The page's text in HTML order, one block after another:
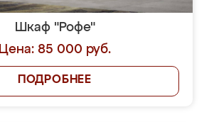
Шкаф "Рофе"
Цена: 85 000 руб.
ПОДРОБНЕЕ